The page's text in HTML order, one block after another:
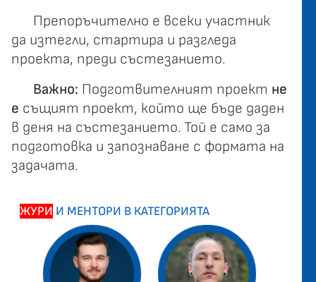
Препоръчително е всеки участник
да изтегли, стартира и разгледа
проекта, преди състезанието.
Важно: Подготвителният проект не
е същият проект, който ще бъде даден
в деня на състезанието. Той е само за
подготовка и запознаване с формата на
задачата.
ЖУРИ И МЕНТОРИ В КАТЕГОРИЯТА